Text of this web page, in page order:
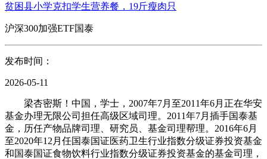
贫困县小学克扣学生营养餐，19斤瘦肉只
沪深300加强ETF国泰
发布时间：
2026-05-11
梁杏密斯！中国，学士，2007年7月至2011年6月正在华安
基金办理无限公司担任高级区域司理。2011年7月插手国泰基
金，历任产物品牌司理、研究员、基金司理帮理。2016年6月
至2020年12月任国泰国证医药卫生行业指数分级证券投资基金
和国泰国证食物饮料行业指数分级证券投资基金的基金司理，